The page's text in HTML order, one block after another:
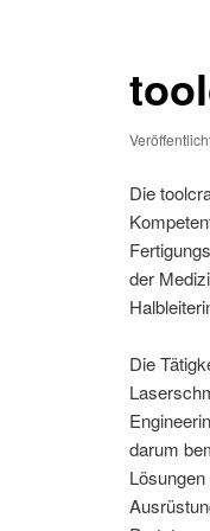
Die
der
Die
darum